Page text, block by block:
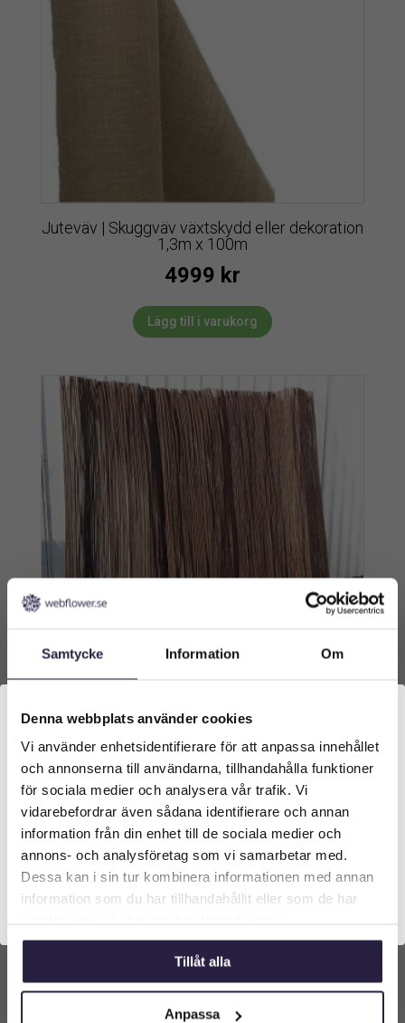
Samtycke Information Om
Denna webbplats använder cookies
Vi använder enhetsidentifierare för att anpassa innehållet
och annonserna till användarna, tillhandahålla funktioner
för sociala medier och analysera vår trafik. Vi
vidarebefordrar även sådana identifierare och annan
information från din enhet till de sociala medier och
annons- och analysföretag som vi samarbetar med.
Dessa kan i sin tur kombinera informationen med annan
information som du har tillhandahållit eller som de har
Tillåt alla
Anpassa
Juteväv | Skuggväv växtskydd eller dekoration
1,3m x 100m
4999 kr
Lägg till i varukorg
Vindskydd | Pil 90 cm
549kr
Lägg till i varukorg
Välkommen till Webflower
Vilken typ av kund är du? Du kan alltid justera ditt val
längst upp på sidan.
Företagskund (exkl. moms)
Privatkund (inkl. moms)